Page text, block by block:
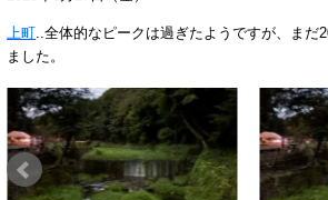
上町..全体的なピークは過ぎたようですが、まだ
ました。